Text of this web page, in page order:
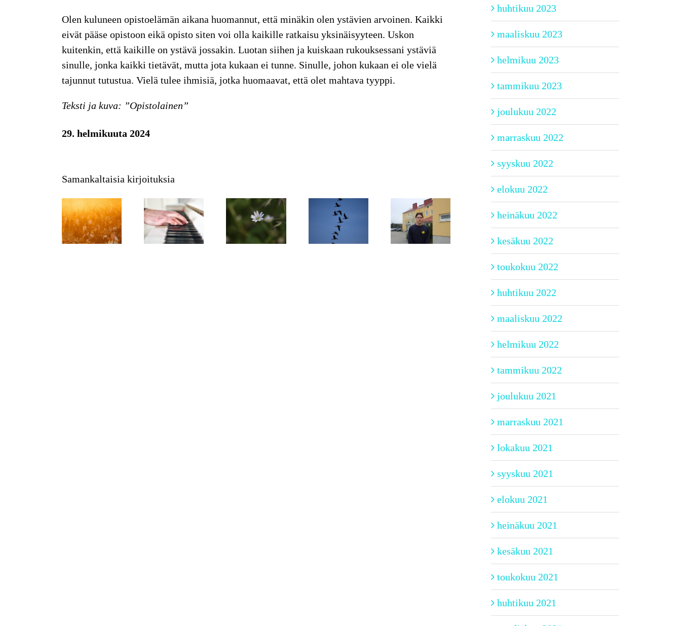
Olen kuluneen opistoelämän aikana huomannut, että minäkin olen ystävien arvoinen. Kaikki
eivät pääse opistoon eikä opisto siten voi olla kaikille ratkaisu yksinäisyyteen. Uskon
kuitenkin, että kaikille on ystävä jossakin. Luotan siihen ja kuiskaan rukouksessani ystäviä
sinulle, jonka kaikki tietävät, mutta jota kukaan ei tunne. Sinulle, johon kukaan ei ole vielä
tajunnut tutustua. Vielä tulee ihmisiä, jotka huomaavat, että olet mahtava tyyppi.
Teksti ja kuva: ”Opistolainen”
29. helmikuuta 2024
Samankaltaisia kirjoituksia
huhtikuu 2023
maaliskuu 2023
helmikuu 2023
tammikuu 2023
joulukuu 2022
marraskuu 2022
syyskuu 2022
elokuu 2022
heinäkuu 2022
kesäkuu 2022
toukokuu 2022
huhtikuu 2022
maaliskuu 2022
helmikuu 2022
tammikuu 2022
joulukuu 2021
marraskuu 2021
lokakuu 2021
syyskuu 2021
elokuu 2021
heinäkuu 2021
kesäkuu 2021
toukokuu 2021
huhtikuu 2021